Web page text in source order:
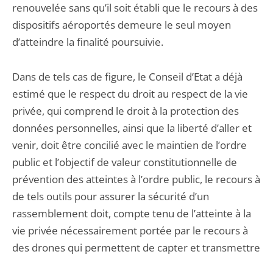
renouvelée sans qu’il soit établi que le recours à des
dispositifs aéroportés demeure le seul moyen
d’atteindre la finalité poursuivie.
Dans de tels cas de figure, le Conseil d’Etat a déjà
estimé que le respect du droit au respect de la vie
privée, qui comprend le droit à la protection des
données personnelles, ainsi que la liberté d’aller et
venir, doit être concilié avec le maintien de l’ordre
public et l’objectif de valeur constitutionnelle de
prévention des atteintes à l’ordre public, le recours à
de tels outils pour assurer la sécurité d’un
rassemblement doit, compte tenu de l’atteinte à la
vie privée nécessairement portée par le recours à
des drones qui permettent de capter et transmettre